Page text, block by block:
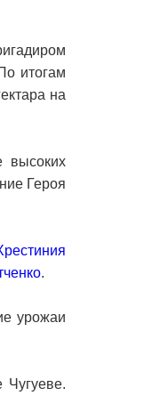
итогам
на
высоких
Героя
.
урожаи